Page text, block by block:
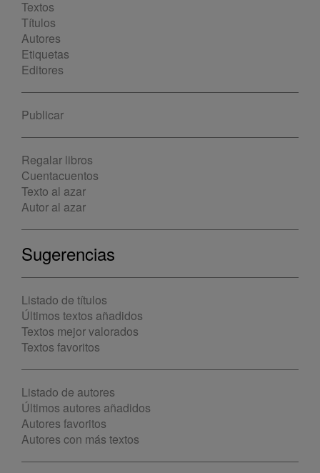
Textos
Títulos
Autores
Etiquetas
Editores
Publicar
Regalar libros
Cuentacuentos
Texto al azar
Autor al azar
Sugerencias
Listado de títulos
Últimos textos añadidos
Textos mejor valorados
Textos favoritos
Listado de autores
Últimos autores añadidos
Autores favoritos
Autores con más textos